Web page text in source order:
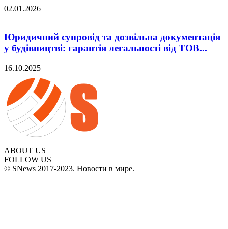
02.01.2026
Юридичний супровід та дозвільна документація
у будівництві: гарантія легальності від ТОВ...
16.10.2025
ABOUT US
FOLLOW US
© SNews 2017-2023. Новости в мире.